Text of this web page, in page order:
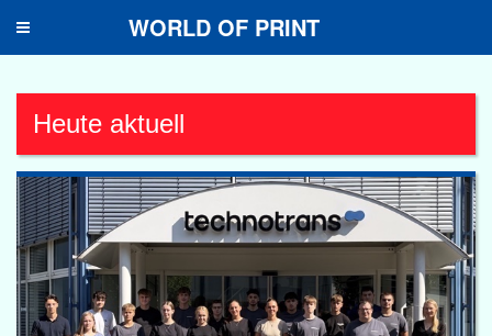
Toggle
WORLD OF PRINT
Heute aktuell